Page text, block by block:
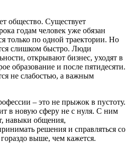
общество. Существует
годам человек уже обязан
только по одной траектории. Но
слишком быстро. Люди
открывают бизнес, уходят в
образование и после пятидесяти.
не слабостью, а важным
– это не прыжок в пустоту.
в новую сферу не с нуля. С ним
навыки общения,
решения и справляться со
выше, чем кажется.